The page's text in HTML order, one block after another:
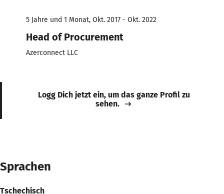
5 Jahre und 1 Monat, Okt. 2017 - Okt. 2022
Head of Procurement
Azerconnect LLC
Logg Dich jetzt ein, um das ganze Profil zu
sehen.
Sprachen
Tschechisch